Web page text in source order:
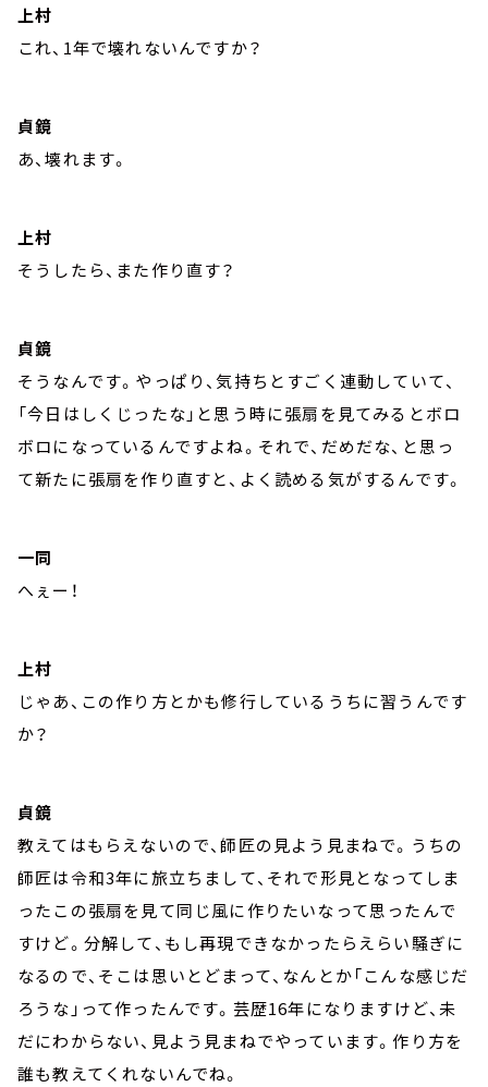
上村
これ、1年で壊れないんですか？
貞鏡
あ、壊れます。
上村
そうしたら、また作り直す？
貞鏡
そうなんです。やっぱり、気持ちとすごく連動していて、
「今日はしくじったな」と思う時に張扇を見てみるとボロ
ボロになっているんですよね。それで、だめだな、と思っ
て新たに張扇を作り直すと、よく読める気がするんです。
一同
へぇー！
上村
じゃあ、この作り方とかも修行しているうちに習うんです
か？
貞鏡
教えてはもらえないので、師匠の見よう見まねで。うちの
師匠は令和3年に旅立ちまして、それで形見となってしま
ったこの張扇を見て同じ風に作りたいなって思ったんで
すけど。分解して、もし再現できなかったらえらい騒ぎに
なるので、そこは思いとどまって、なんとか「こんな感じだ
ろうな」って作ったんです。芸歴16年になりますけど、未
だにわからない、見よう見まねでやっています。作り方を
誰も教えてくれないんでね。